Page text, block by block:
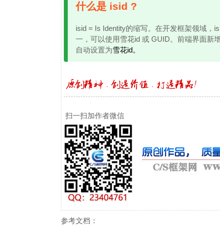
什么是 isid ?
isid = Is Identity的缩写。在开发框架领域，
一，可以使用雪花id 或 GUID。前端界面新
自动设置为雪花id。
扫一扫加作者微信
参考文档：